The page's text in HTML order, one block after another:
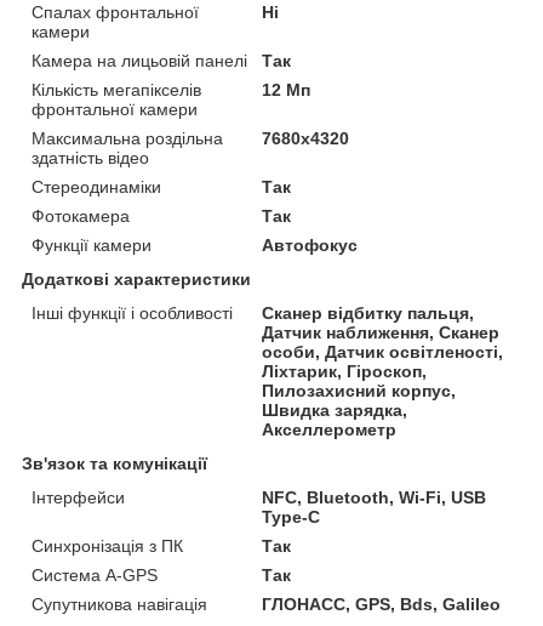
Спалах фронтальної
камери
Ні
Камера на лицьовій панелі
Так
Кількість мегапікселів
фронтальної камери
12 Мп
Максимальна роздільна
здатність відео
7680x4320
Стереодинаміки
Так
Фотокамера
Так
Функції камери
Автофокус
Додаткові характеристики
Інші функції і особливості
Сканер відбитку пальця,
Датчик наближення, Сканер
особи, Датчик освітленості,
Ліхтарик, Гіроскоп,
Пилозахисний корпус,
Швидка зарядка,
Акселлерометр
Зв'язок та комунікації
Інтерфейси
NFC, Bluetooth, Wi-Fi, USB
Type-C
Синхронізація з ПК
Так
Система A-GPS
Так
Супутникова навігація
ГЛОНАСС, GPS, Bds, Galileo